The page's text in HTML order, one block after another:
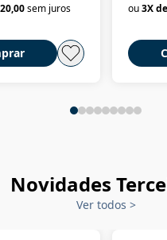
sem juros ou 3X de
Novidades
Ver todos >